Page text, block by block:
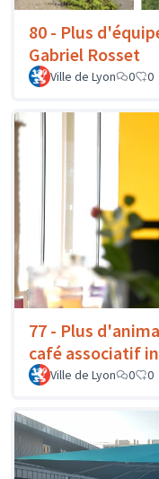
80 - Plus
Gabriel Rosset
Ville de Lyon 0 0
77 - Plus
café associatif
Ville de Lyon 0 0